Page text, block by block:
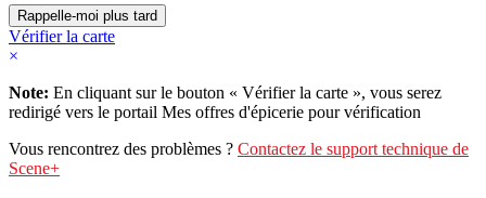
Vérifier la carte
×
Note: En cliquant sur le bouton « Vérifier la carte », vous serez
redirigé vers le portail Mes offres d'épicerie pour vérification
Vous rencontrez des problèmes ? Contactez le support technique de
Scene+